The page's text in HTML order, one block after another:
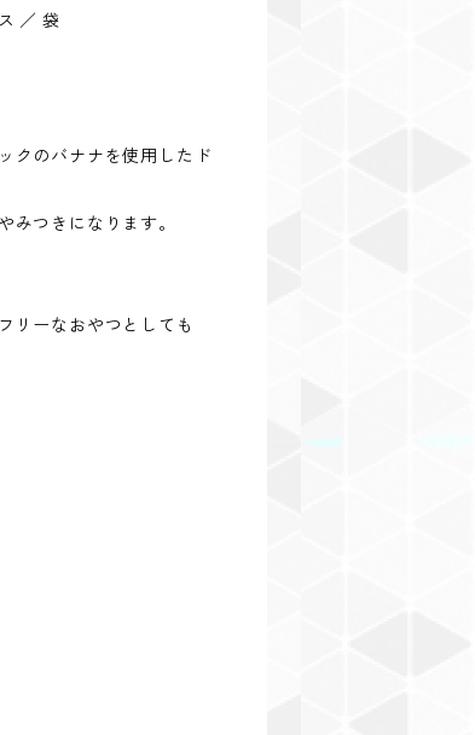
／ 袋
クのバナナを使用したド
みつきになります。
リーなおやつとしても